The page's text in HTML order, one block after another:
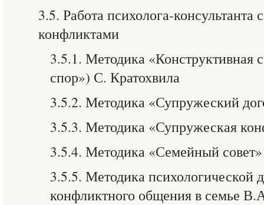
3.5. Работа психолога-
конфликтами
3.5.1. Методика «Конструктивная
спор») С. Кратохвила
3.5.2. Методика «Супружеский
3.5.3. Методика «Супружеская
3.5.4. Методика «Семейный совет»
3.5.5. Методика психологической
конфликтного общения в семье